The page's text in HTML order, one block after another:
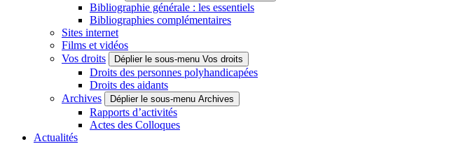
Bibliographie générale : les essentiels
Bibliographies complémentaires
Sites internet
Films et vidéos
Vos droits
Déplier le sous-menu Vos droits
Droits des personnes polyhandicapées
Droits des aidants
Archives
Déplier le sous-menu Archives
Rapports d’activités
Actes des Colloques
Actualités